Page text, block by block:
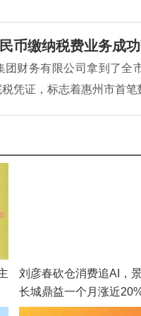
币缴纳税费业务成
团财务有限公司拿到了全
凭证，标志着惠州市首
刘彦春砍仓消费追AI，
长城鼎益一个月涨近20%
基民担心“又站在山顶”-